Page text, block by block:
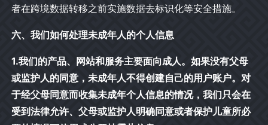
者在跨境数据转移之前实施数据去标识化等安全措施。
六、我们如何处理未成年人的个人信息
1.我们的产品、网站和服务主要面向成人。如果没有父母
或监护人的同意，未成年人不得创建自己的用户账户。对
于经父母同意而收集未成年个人信息的情况，我们只会在
受到法律允许、父母或监护人明确同意或者保护儿童所必